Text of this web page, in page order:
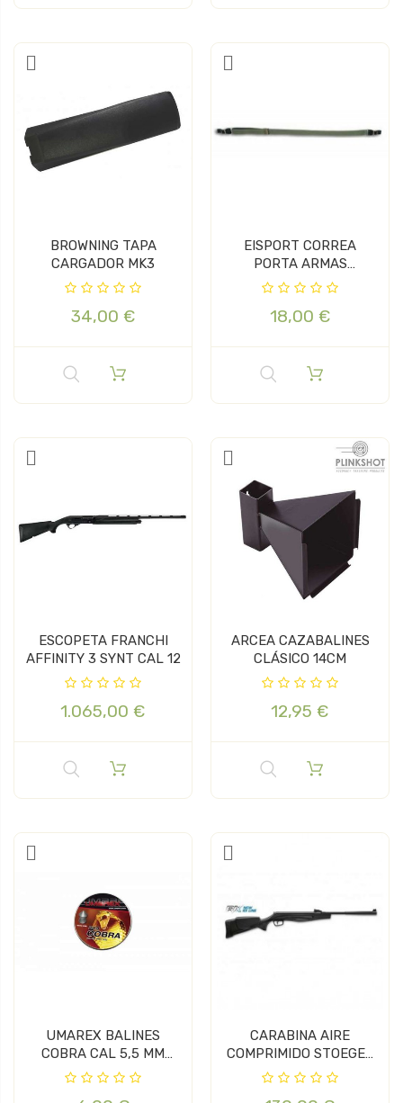
BROWNING TAPA
CARGADOR MK3
34,00 €
EISPORT CORREA
PORTA ARMAS
CORDURA
18,00 €
ESCOPETA FRANCHI
AFFINITY 3 SYNT CAL 12
1.065,00 €
ARCEA CAZABALINES
CLÁSICO 14CM
12,95 €
UMAREX BALINES
COBRA CAL 5,5 MM
(200uds)
CARABINA AIRE
COMPRIMIDO STOEGER
RX5 SYNT CAL. 4,5